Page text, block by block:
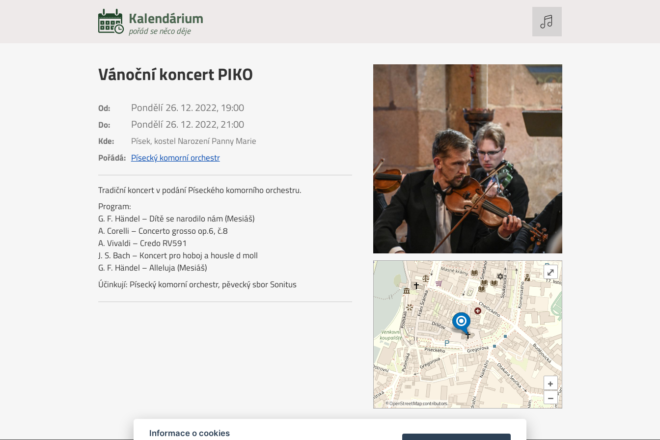
Kalendárium
pořád se něco děje
Vánoční koncert PIKO
Od: Pondělí 26. 12. 2022, 19:00
Do: Pondělí 26. 12. 2022, 21:00
Kde:
Písek, kostel Narození Panny Marie
Pořádá: Písecký komorní orchestr
Tradiční koncert v podání Píseckého komorního orchestru.
Program:
G. F. Händel – Dítě se narodilo nám (Mesiáš)
A. Corelli – Concerto grosso op.6, č.8
A. Vivaldi – Credo RV591
J. S. Bach – Koncert pro hoboj a housle d moll
G. F. Händel – Alleluja (Mesiáš)
Účinkují: Písecký komorní orchestr, pěvecký sbor Sonitus
+
–
©OpenStreetMapcontributors.
⤢
Informace o cookies